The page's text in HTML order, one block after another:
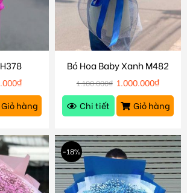
₫
Giỏ hàng
Bó Hoa Baby Xanh M482
1.100.000₫ 1.000.000₫
Chi tiết
Giỏ hàng
-18%